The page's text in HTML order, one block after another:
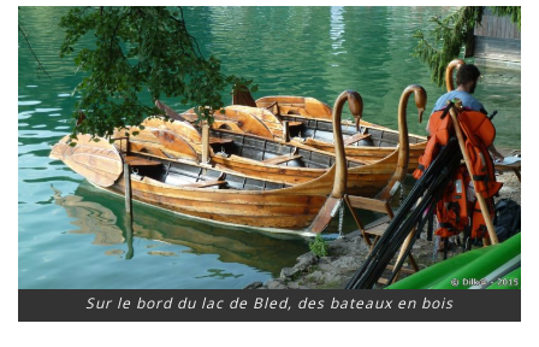
Sur le bord du lac de Bled, des bateaux en bois